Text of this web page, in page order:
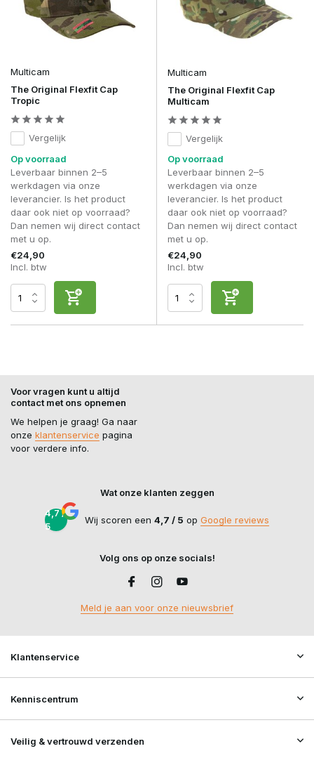
Multicam
The Original Flexfit Cap
Tropic
Vergelijk
Op voorraad
Leverbaar binnen 2–5
werkdagen via onze
leverancier. Is het product
daar ook niet op voorraad?
Dan nemen wij direct contact
met u op.
€24,90
Incl. btw
Multicam
The Original Flexfit Cap
Multicam
Vergelijk
Op voorraad
Leverbaar binnen 2–5
werkdagen via onze
leverancier. Is het product
daar ook niet op voorraad?
Dan nemen wij direct contact
met u op.
€24,90
Incl. btw
Voor vragen kunt u altijd
contact met ons opnemen
We helpen je graag! Ga naar
onze klantenservice pagina
voor verdere info.
Wat onze klanten zeggen
4,7 /
5
Wij scoren een 4,7 / 5 op Google reviews
Volg ons op onze socials!
Meld je aan voor onze nieuwsbrief
Klantenservice
Kenniscentrum
Veilig & vertrouwd verzenden